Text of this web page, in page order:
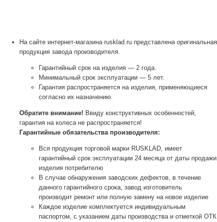
На сайте интернет-магазина rusklad.ru представлена оригинальная
продукция завода производителя.
Гарантийный срок на изделия — 2 года.
Минимальный срок эксплуатации — 5 лет.
Гарантия распространяется на изделия, применяющиеся
согласно их назначению.
Обратите внимание! Ввиду конструктивных особенностей,
гарантия на колеса не распространяется!
Гарантийные обязательства производителя:
Вся продукция торговой марки RUSKLAD, имеет
гарантийный срок эксплуатации 24 месяца от даты продажи
изделия потребителю
В случае обнаружения заводских дефектов, в течение
данного гарантийного срока, завод изготовитель
производит ремонт или полную замену на новое изделие
Каждое изделие комплектуется индивидуальным
паспортом, с указанием даты производства и отметкой ОТК